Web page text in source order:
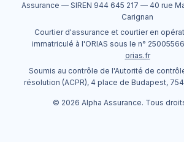
Assurance — SIREN 944 645 217 — 40 rue
Carignan
Courtier d'assurance et courtier en
immatriculé à l'ORIAS sous le n° 25005566
orias.fr
Soumis au contrôle de l'Autorité de
résolution (ACPR), 4 place de Budapest,
© 2026 Alpha Assurance. Tous